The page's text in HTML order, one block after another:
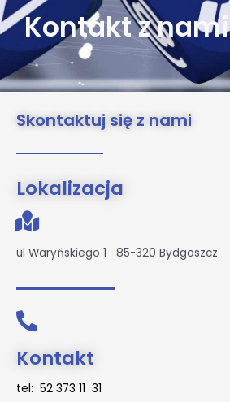
Kontakt z nami
Skontaktuj się z nami
Lokalizacja
ul Waryńskiego 1 85-320 Bydgoszcz
Kontakt
tel: 52 373 11 31